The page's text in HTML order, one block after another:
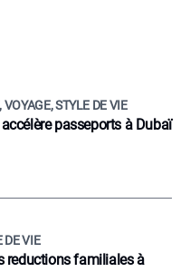
STYLE DE VIE
passeports à Dubaï
DE VIE
reductions familiales à